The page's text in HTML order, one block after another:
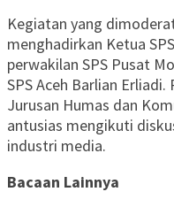
Kegiatan yang
menghadirkan Ketua
perwakilan SPS Pusat
SPS Aceh Barlian
Jurusan Humas dan
antusias mengikuti
industri media.
Bacaan Lainnya